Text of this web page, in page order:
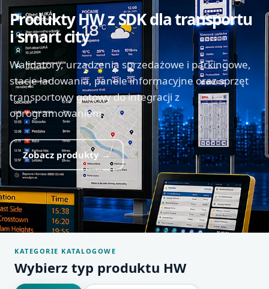
Produkty HW z SDK dla transportu
i smart city
Walidatory, urządzenia sprzedażowe i parkingowe,
stacje ładowania, panele informacyjne oraz sprzęt
transportowy gotowy do integracji z
oprogramowaniem.
Zobacz produkty →
KATEGORIE KATALOGOWE
Wybierz typ produktu HW